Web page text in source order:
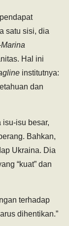
satu sisi, dia
Marina
Hal ini
institutnya:
dan
isu-isu besar,
Bahkan,
Ukraina. Dia
“kuat” dan
terhadap
dihentikan.”